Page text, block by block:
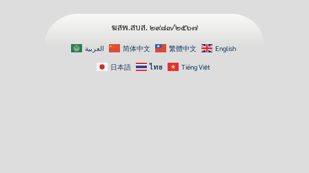
ฆสพ.สบส. ๒๙๘๓/๒๕๖๗
العربية 简体中文 繁體中文 English
日本語 ไทย Tiếng Việt